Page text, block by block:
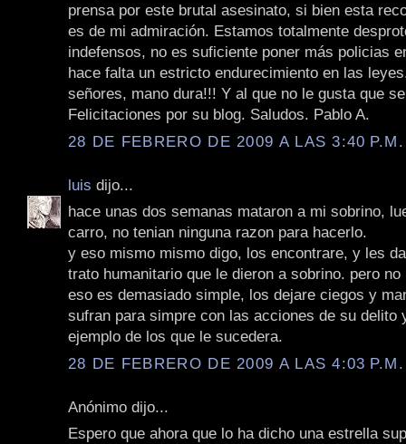
prensa por este brutal asesinato, si bien esta
es de mi admiración. Estamos totalmente
indefensos, no es suficiente poner más policias
hace falta un estricto endurecimiento en las
señores, mano dura!!! Y al que no le gusta que
Felicitaciones por su blog. Saludos. Pablo A.
28 DE FEBRERO DE 2009 A LAS 3:40 P.M.
luis dijo...
hace unas dos semanas mataron a mi sobrino,
carro, no tenian ninguna razon para hacerlo.
y eso mismo mismo digo, los encontrare, y les
trato humanitario que le dieron a sobrino. pero
eso es demasiado simple, los dejare ciegos y
sufran para simpre con las acciones de su delito
ejemplo de los que le sucedera.
28 DE FEBRERO DE 2009 A LAS 4:03 P.M.
Anónimo dijo...
Espero que ahora que lo ha dicho una estrella